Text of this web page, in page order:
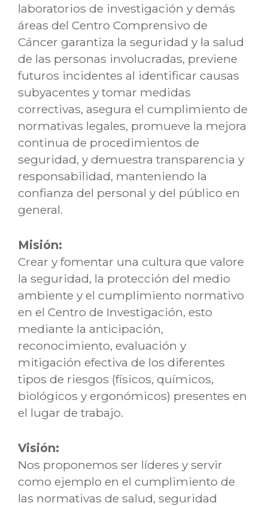
laboratorios de investigación y demás
áreas del Centro Comprensivo de
Cáncer garantiza la seguridad y la salud
de las personas involucradas, previene
futuros incidentes al identificar causas
subyacentes y tomar medidas
correctivas, asegura el cumplimiento de
normativas legales, promueve la mejora
continua de procedimientos de
seguridad, y demuestra transparencia y
responsabilidad, manteniendo la
confianza del personal y del público en
general.
Misión:
Crear y fomentar una cultura que valore
la seguridad, la protección del medio
ambiente y el cumplimiento normativo
en el Centro de Investigación, esto
mediante la anticipación,
reconocimiento, evaluación y
mitigación efectiva de los diferentes
tipos de riesgos (físicos, químicos,
biológicos y ergonómicos) presentes en
el lugar de trabajo.
Visión:
Nos proponemos ser líderes y servir
como ejemplo en el cumplimiento de
las normativas de salud, seguridad